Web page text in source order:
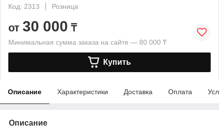
Код: 2313
Розница
от 30 000 ₸
Минимальная сумма заказа на сайте — 80 000 ₸
Купить
Описание Характеристики Доставка Оплата
Описание